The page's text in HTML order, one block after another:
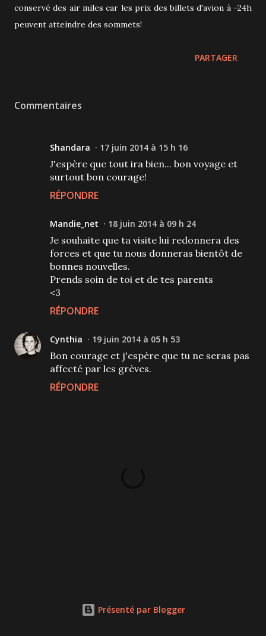
conservé des air miles car les prix des billets d'avion à -24h
peuvent atteindre des sommets!
PARTAGER
Commentaires
Shandara 17 juin 2014 à 15 h 16
J'espère que tout ira bien... bon voyage et
surtout bon courage!
RÉPONDRE
Mandie_net 18 juin 2014 à 09 h 24
Je souhaite que ta visite lui redonnera des
forces et que tu nous donneras bientôt de
bonnes nouvelles.
Prends soin de toi et de tes parents
<3
RÉPONDRE
Cynthia 19 juin 2014 à 05 h 53
Bon courage et j'espère que tu ne seras pas
affecté par les grèves.
RÉPONDRE
Présenté par Blogger